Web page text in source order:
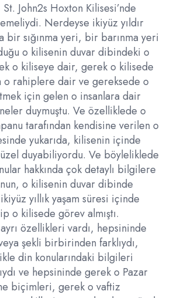
St. John2s Hoxton Kilisesi’nde
Nerdeyse ikiyüz yıldır
bir sığınma yeri, bir barınma yeri
o kilisenin duvar dibindeki o
o kiliseye dair, gerek o kilisede
o rahiplere dair ve gereksede o
için gelen o insanlara dair
duymuştu. Ve özelliklede o
tarafından kendisine verilen o
yukarıda, kilisenin içinde
duyabiliyordu. Ve böyleliklede
hakkında çok detaylı bilgilere
o kilisenin duvar dibinde
yıllık yaşam süresi içinde
o kilisede görev almıştı.
özellikleri vardı, hepsininde
şekli birbirinden farklıydı,
din konularındaki bilgileri
ve hepsininde gerek o Pazar
biçimleri, gerek o vaftiz